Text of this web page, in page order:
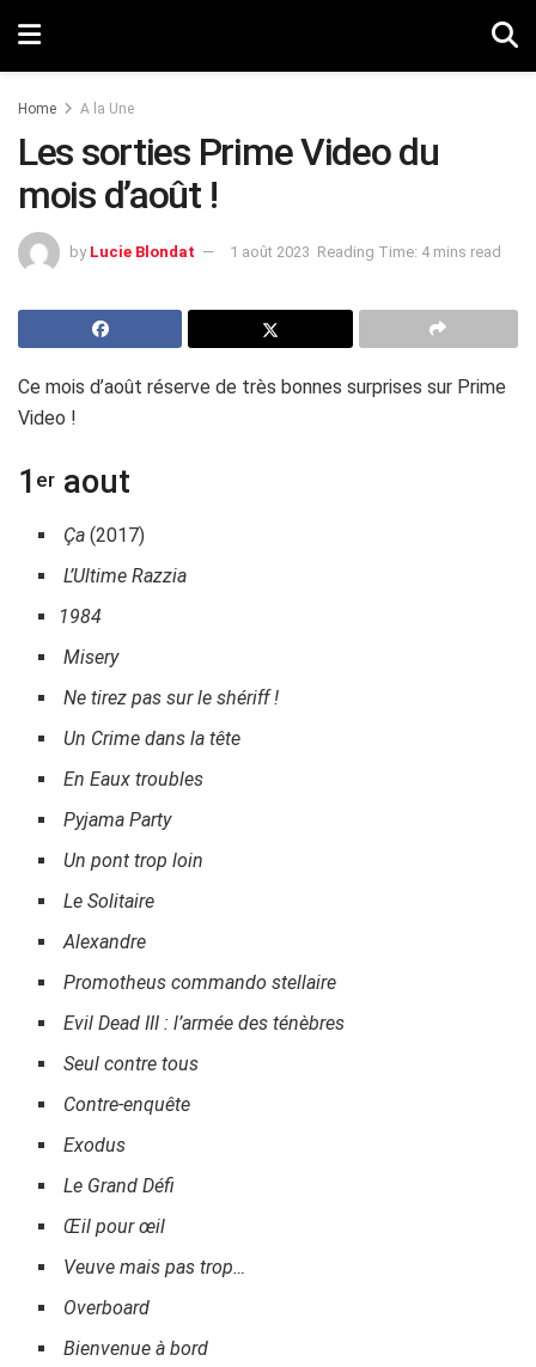
Home A la Une
Les sorties Prime Video du
mois d’août !
by Lucie Blondat 1 août 2023 Reading Time: 4 mins read
Ce mois d’août réserve de très bonnes surprises sur Prime
Video !
1 er aout
Ça (2017)
L’Ultime Razzia
1984
Misery
Ne tirez pas sur le shériff !
Un Crime dans la tête
En Eaux troubles
Pyjama Party
Un pont trop loin
Le Solitaire
Alexandre
Promotheus commando stellaire
Evil Dead III : l’armée des ténèbres
Seul contre tous
Contre-enquête
Exodus
Le Grand Défi
Œil pour œil
Veuve mais pas trop…
Overboard
Bienvenue à bord